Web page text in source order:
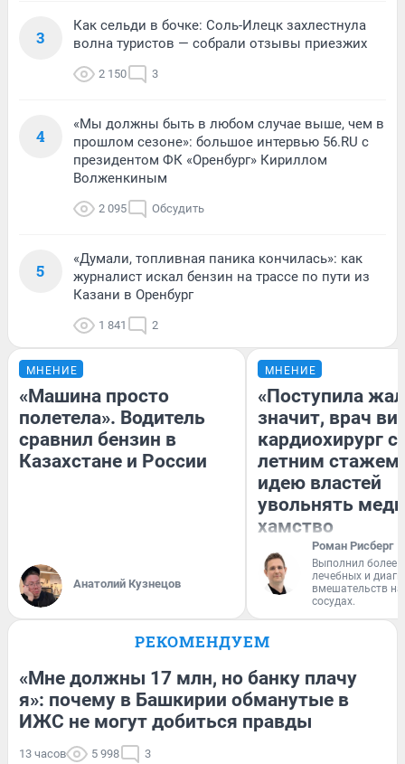
3
Как сельди в бочке: Соль-Илецк захлестнула
волна туристов — собрали отзывы приезжих
2 150 3
4
«Мы должны быть в любом случае выше, чем в
прошлом сезоне»: большое интервью 56.RU с
президентом ФК «Оренбург» Кириллом
Волженкиным
2 095 Обсудить
5
«Думали, топливная паника кончилась»: как
журналист искал бензин на трассе по пути из
Казани в Оренбург
1 841 2
МНЕНИЕ
«Машина просто
полетела». Водитель
сравнил бензин в
Казахстане и России
Анатолий Кузнецов
МНЕНИЕ
«Поступила
значит, врач
кардиохирург с
летним стажем
идею властей
увольнять
хамство
Роман Рисберг
Выполнил более
лечебных и
вмешательств на
сосудах.
РЕКОМЕНДУЕМ
«Мне должны 17 млн, но банку плачу
я»: почему в Башкирии обманутые в
ИЖС не могут добиться правды
13 часов 5 998 3